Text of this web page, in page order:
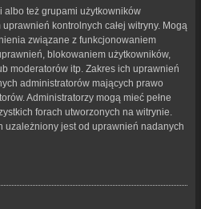
albo też grupami użytkowników
kontrolnych całej witryny. Mogą
związane z funkcjonowaniem
blokowaniem użytkowników,
moderatorów itp. Zakres ich uprawnień
administratorów mających prawo
Administratorzy mogą mieć pełne
forach utworzonych na witrynie.
uzależniony jest od uprawnień nadanych